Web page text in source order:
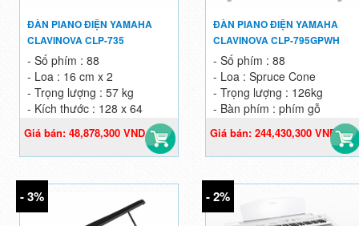
ĐÀN PIANO ĐIỆN YAMAHA
CLAVINOVA CLP-735
- Số phím : 88
- Loa : 16 cm x 2
- Trọng lượng : 57 kg
- Kích thước : 128 x 64
Giá gốc: 50,390,000 VND
Giá bán: 48,878,300 VND
ĐÀN PIANO ĐIỆN YAMAHA
CLAVINOVA CLP-795GPWH
- Số phím : 88
- Loa : Spruce Cone
- Trọng lượng : 126kg
- Bàn phím : phím gỗ
Giá gốc: 251,990,000 VND
Giá bán: 244,430,300 VND
- 3% - 2%